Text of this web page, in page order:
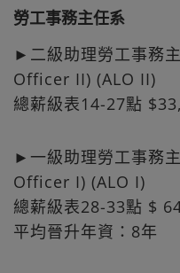
勞工事務主任系
►二級助理勞工事務
Officer II) (ALO II)
總薪級表14-27點
►一級助理勞工事務
Officer I) (ALO I)
總薪級表28-33點 $
平均晉升年資：8年